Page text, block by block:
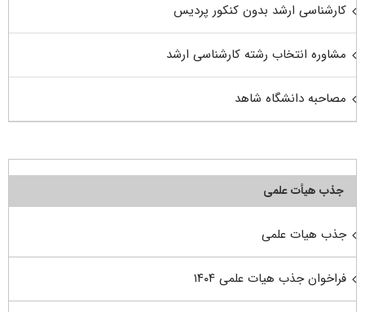
کارشناسی ارشد بدون کنکور پردیس
مشاوره انتخاب رشته کارشناسی ارشد
مصاحبه دانشگاه شاهد
جذب هیأت علمی
جذب هیات علمی
فراخوان جذب هیات علمی ۱۴۰۴